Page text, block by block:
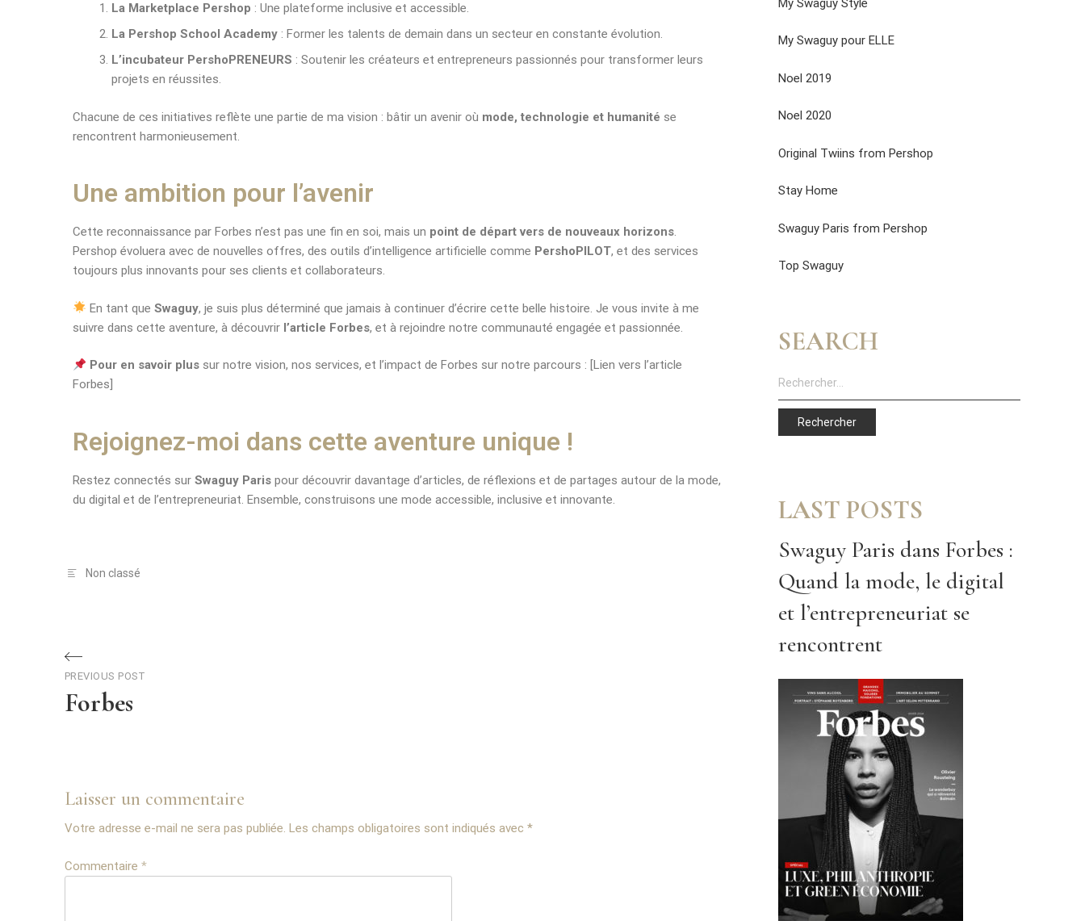
La Marketplace Pershop : Une plateforme inclusive et accessible.
La Pershop School Academy: Former les talents de demain dans un secteur en constante évolution.
L’incubateur PershoPRENEURS : Soutenir les créateurs et entrepreneurs passionnés pour transformer leurs
projets en réussites.
Chacune de ces initiatives reflète une partie de ma vision : bâtir un avenir où mode, technologie et humanité se
rencontrent harmonieusement.
Une ambition pour l’avenir
Cette reconnaissance par Forbes n’est pas une fin en soi, mais un point de départ vers de nouveaux horizons.
Pershop évoluera avec de nouvelles offres, des outils d’intelligence artificielle comme PershoPILOT, et des services
toujours plus innovants pour ses clients et collaborateurs.
En tant queSwaguy, je suis plus déterminé que jamais à continuer d’écrire cette belle histoire. Je vous invite à me
suivre dans cette aventure, à découvrir l’article Forbes, et à rejoindre notre communauté engagée et passionnée.
Pour en savoir plus sur notre vision, nos services, et l’impact de Forbes sur notre parcours : [Lien vers l’article
Forbes]
Rejoignez-moi dans cette aventure unique !
Restez connectés sur Swaguy Paris pour découvrir davantage d’articles, de réflexions et de partages autour de la mode,
du digital et de l’entrepreneuriat. Ensemble, construisons une mode accessible, inclusive et innovante.
Non classé
PREVIOUS POST
Forbes
Laisser un commentaire
Votre adresse e-mail ne sera pas publiée. Les champs obligatoires sont indiqués avec *
Commentaire *
My Swaguy pour ELLE
Noel 2019
Noel 2020
Original Twiins from Pershop
Stay Home
Swaguy Paris from Pershop
Top Swaguy
SEARCH
LAST POSTS
Swaguy Paris dans Forbes :
Quand la mode, le digital
et l’entrepreneuriat se
rencontrent